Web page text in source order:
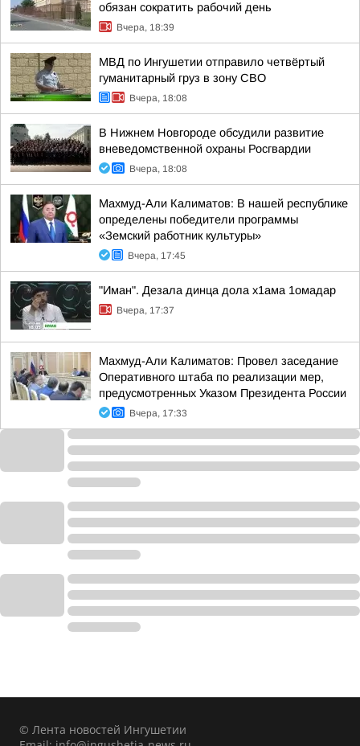
обязан сократить рабочий день
Вчера, 18:39
МВД по Ингушетии отправило четвёртый
гуманитарный груз в зону СВО
Вчера, 18:08
В Нижнем Новгороде обсудили развитие
вневедомственной охраны Росгвардии
Вчера, 18:08
Махмуд-Али Калиматов: В нашей республике
определены победители программы
«Земский работник культуры»
Вчера, 17:45
"Иман". Дезала динца дола х1ама 1омадар
Вчера, 17:37
Махмуд-Али Калиматов: Провел заседание
Оперативного штаба по реализации мер,
предусмотренных Указом Президента России
Вчера, 17:33
© Лента новостей Ингушетии